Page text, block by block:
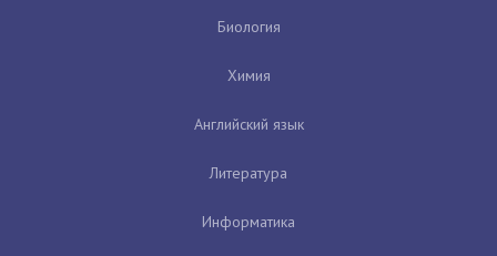
Биология
Химия
Английский язык
Литература
Информатика